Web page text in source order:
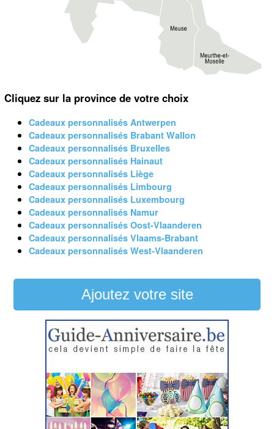
Cliquez sur la province de votre choix
Cadeaux personnalisés Antwerpen
Cadeaux personnalisés Brabant Wallon
Cadeaux personnalisés Bruxelles
Cadeaux personnalisés Hainaut
Cadeaux personnalisés Liège
Cadeaux personnalisés Limbourg
Cadeaux personnalisés Luxembourg
Cadeaux personnalisés Namur
Cadeaux personnalisés Oost-Vlaanderen
Cadeaux personnalisés Vlaams-Brabant
Cadeaux personnalisés West-Vlaanderen
Ajoutez votre site